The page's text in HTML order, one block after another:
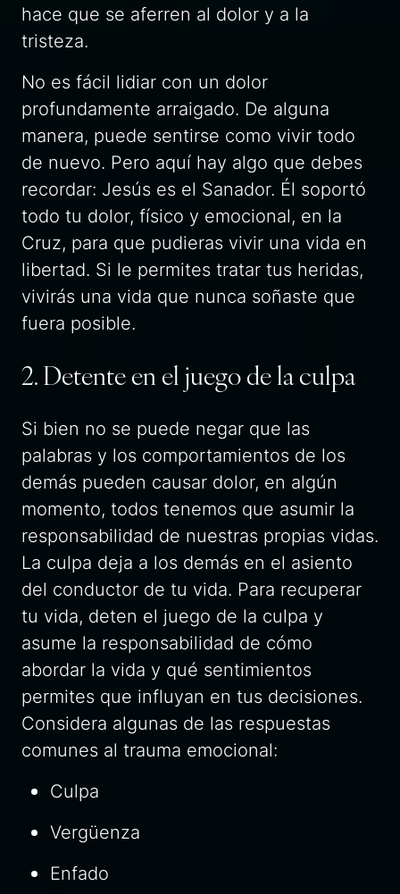
hace que se aferren al dolor y a la
tristeza.
No es fácil lidiar con un dolor
profundamente arraigado. De alguna
manera, puede sentirse como vivir todo
de nuevo. Pero aquí hay algo que debes
recordar: Jesús es el Sanador. Él soportó
todo tu dolor, físico y emocional, en la
Cruz, para que pudieras vivir una vida en
libertad. Si le permites tratar tus heridas,
vivirás una vida que nunca soñaste que
fuera posible.
2. Detente en el juego de la culpa
Si bien no se puede negar que las
palabras y los comportamientos de los
demás pueden causar dolor, en algún
momento, todos tenemos que asumir la
responsabilidad de nuestras propias vidas.
La culpa deja a los demás en el asiento
del conductor de tu vida. Para recuperar
tu vida, deten el juego de la culpa y
asume la responsabilidad de cómo
abordar la vida y qué sentimientos
permites que influyan en tus decisiones.
Considera algunas de las respuestas
comunes al trauma emocional:
Culpa
Vergüenza
Enfado